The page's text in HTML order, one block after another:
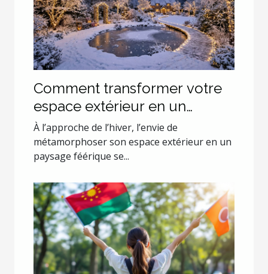
Comment transformer votre
espace extérieur en un
paysage hivernal enchanteur
?
À l’approche de l’hiver, l’envie de
métamorphoser son espace extérieur en un
paysage féérique se...